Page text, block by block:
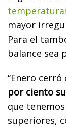
mayor
Para el
balance sea
“Enero cerró
por ciento
que
superiores,